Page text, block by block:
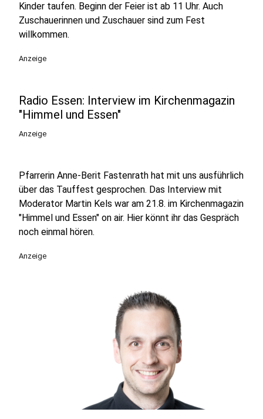
Kinder taufen. Beginn der Feier ist ab 11 Uhr. Auch
Zuschauerinnen und Zuschauer sind zum Fest
willkommen.
Anzeige
Radio Essen: Interview im Kirchenmagazin
"Himmel und Essen"
Anzeige
Pfarrerin Anne-Berit Fastenrath hat mit uns ausführlich
über das Tauffest gesprochen. Das Interview mit
Moderator Martin Kels war am 21.8. im Kirchenmagazin
"Himmel und Essen" on air. Hier könnt ihr das Gespräch
noch einmal hören.
Anzeige